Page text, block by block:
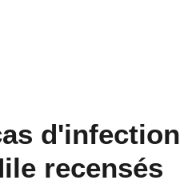
d'infection
recensés